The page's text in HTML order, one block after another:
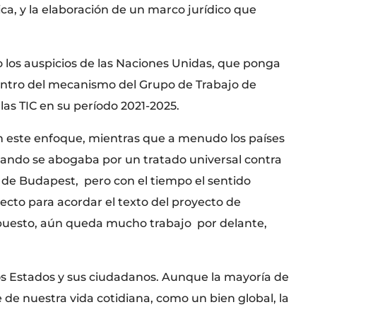
y la elaboración de un marco jurídico que
auspicios de las Naciones Unidas, que ponga
del mecanismo del Grupo de Trabajo de
TIC en su período 2021-2025.
enfoque, mientras que a menudo los países
se abogaba por un tratado universal contra
Budapest, pero con el tiempo el sentido
para acordar el texto del proyecto de
aún queda mucho trabajo por delante,
y sus ciudadanos. Aunque la mayoría de
nuestra vida cotidiana, como un bien global, la